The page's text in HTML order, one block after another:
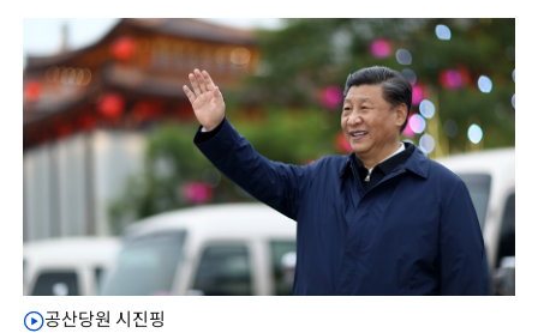
공산당원 시진핑